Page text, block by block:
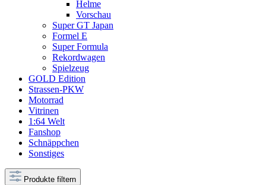
Helme
Vorschau
Super GT Japan
Formel E
Super Formula
Rekordwagen
Spielzeug
GOLD Edition
Strassen-PKW
Motorrad
Vitrinen
1:64 Welt
Fanshop
Schnäppchen
Sonstiges
Produkte filtern